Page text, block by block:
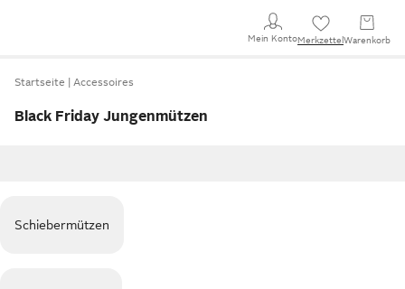
Mein KontoMerkzettel Warenkorb
Startseite Accessoires
Black Friday Jungenmützen
Schiebermützen